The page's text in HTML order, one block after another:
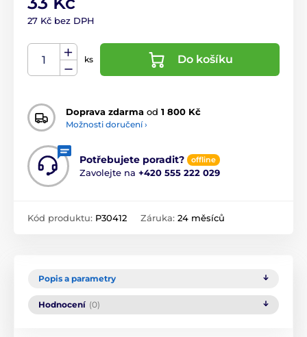
27 Kč bez DPH
ks Do košíku
Doprava zdarma od 1 800 Kč
Možnosti doručení ›
Potřebujete poradit? offline
Zavolejte na +420 555 222 029
Kód produktu: P30412 Záruka: 24 měsíců
Popis a parametry
Hodnocení (0)